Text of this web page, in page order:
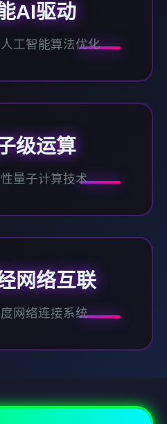
AI驱动
工智能算法优化
级运算
量子计算技术
网络互联
网络连接系统